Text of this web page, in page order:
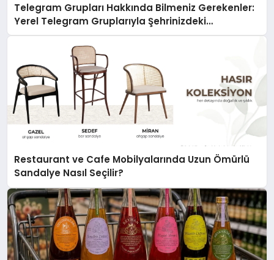
Telegram Grupları Hakkında Bilmeniz Gerekenler:
Yerel Telegram Gruplarıyla Şehrinizdeki
Topluluklara Ulaşın
Restaurant ve Cafe Mobilyalarında Uzun Ömürlü
Sandalye Nasıl Seçilir?